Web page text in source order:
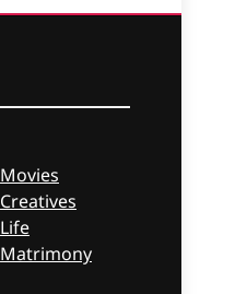
Movies
Creatives
Life
Matrimony